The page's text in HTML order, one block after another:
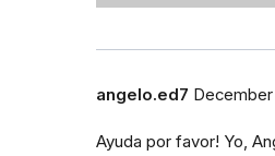
angelo.ed7 December
Ayuda por favor! Yo,